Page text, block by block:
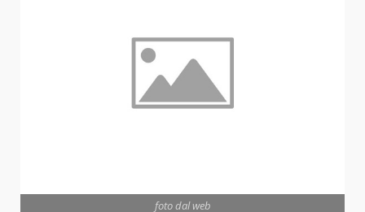
foto dal web